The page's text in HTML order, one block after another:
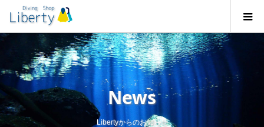
News
Libertyからのお知らせ